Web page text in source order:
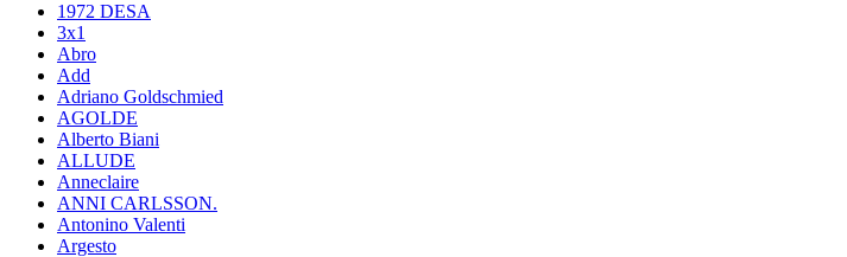
1972 DESA
3x1
Abro
Add
Adriano Goldschmied
AGOLDE
Alberto Biani
ALLUDE
Anneclaire
ANNI CARLSSON.
Antonino Valenti
Argesto